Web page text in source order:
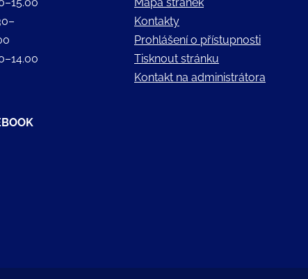
Kontakty
Prohlášení o přístupnosti
Tisknout stránku
Kontakt na administrátora